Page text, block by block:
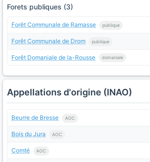
Forets publiques (3)
Forêt Communale de Ramasse publique
Forêt Communale de Drom publique
Forêt Domaniale de la-Rousse domaniale
Appellations d'origine (INAO)
Beurre de Bresse AOC
Bois du Jura AOC
Comté AOC